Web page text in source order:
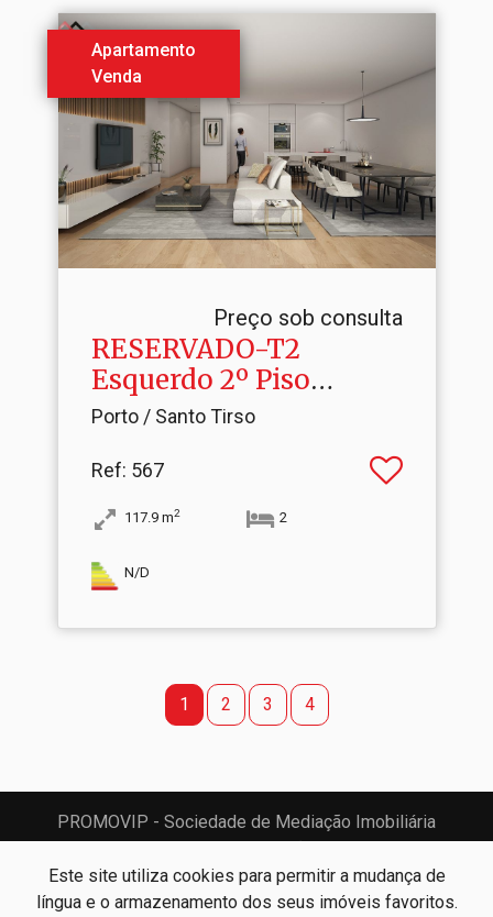
Este site utiliza cookies para permitir a mudança de
língua e o armazenamento dos seus imóveis favoritos.
Apartamento
Venda
Preço sob consulta
RESERVADO-T2
Esquerdo 2º Piso
GREEN STATION
Porto / Santo Tirso
Ref: 567
117.9 m2 2
N/D
1 2 3 4
PROMOVIP - Sociedade de Mediação Imobiliária
15670